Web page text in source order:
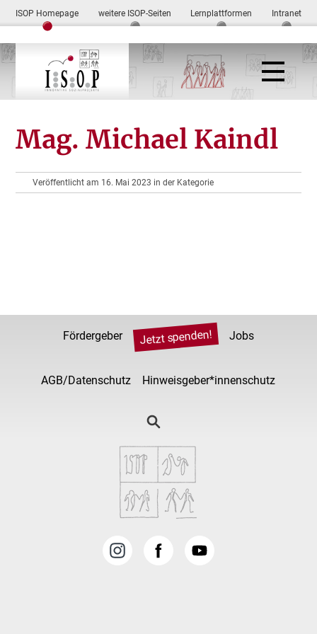
ISOP Homepage weitere ISOP-Seiten Lernplattformen Intranet
Mag. Michael Kaindl
Veröffentlicht am 16. Mai 2023 in der Kategorie
Fördergeber Jetzt spenden! Jobs
AGB/Datenschutz Hinweisgeber*innenschutz